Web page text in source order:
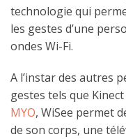
technologie qui
les gestes d’une
ondes Wi-Fi.
A l’instar des autres
gestes tels que
MYO, WiSee permet
de son corps, une